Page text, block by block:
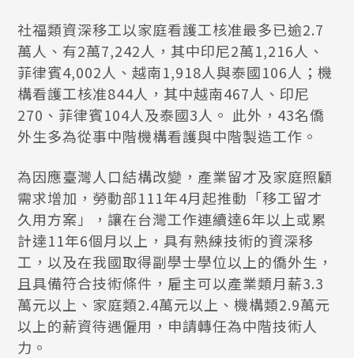
社福類資深移工以家庭看護工核准最多已逾2.7
萬人、有2萬7,242人，其中印尼2萬1,216人、
菲律賓4,002人、越南1,918人與泰國106人；機
構看護工核准844人，其中越南467人、印尼
270、菲律賓104人及泰國3人。 此外，43名僑
外生多為從事中階機構看護與中階製造工作。
為因應臺灣人口結構改變，產業留才及家庭照顧
需求增加，勞動部111年4月起推動「移工留才
久用方案」，讓在台灣工作連續達6年以上或累
計達11年6個月以上，具有熟練技術的資深移
工，以及在我國取得副學士學位以上的僑外生，
且具備符合技術條件，雇主可以產業類月薪3.3
萬元以上、家庭類2.4萬元以上、機構類2.9萬元
以上的薪資待遇僱用，申請轉任為中階技術人
力。